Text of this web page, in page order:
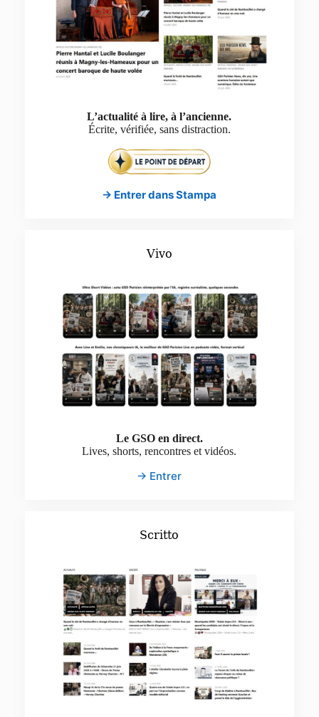
L’actualité à lire, à l’ancienne.
Écrite, vérifiée, sans distraction.
→ Entrer dans Stampa
Vivo
Le GSO en direct.
Lives, shorts, rencontres et vidéos.
→ Entrer
Scritto